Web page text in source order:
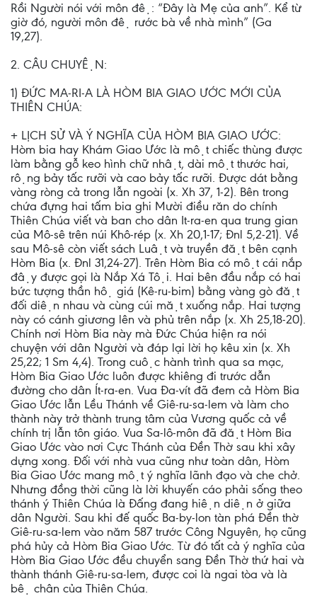
Rồi Người nói với môn đệ: “Đây là Mẹ của anh”. Kể từ
giờ đó, người môn đệ rước bà về nhà mình” (Ga
19,27).
2. CÂU CHUYỆN:
1) ĐỨC MA-RI-A LÀ HÒM BIA GIAO ƯỚC MỚI CỦA
THIÊN CHÚA:
+ LỊCH SỬ VÀ Ý NGHĨA CỦA HÒM BIA GIAO ƯỚC:
Hòm bia hay Khám Giao Ước là một chiếc thùng được
làm bằng gỗ keo hình chữ nhật, dài một thước hai,
rộng bảy tấc rưỡi và cao bảy tấc rưỡi. Được dát bằng
vàng ròng cả trong lẫn ngoài (x. Xh 37, 1-2). Bên trong
chứa đựng hai tấm bia ghi Mười điều răn do chính
Thiên Chúa viết và ban cho dân It-ra-en qua trung gian
của Mô-sê trên núi Khô-rép (x. Xh 20,1-17; Đnl 5,2-21). Về
sau Mô-sê còn viết sách Luật và truyền đặt bên cạnh
Hòm Bia (x. Đnl 31,24-27). Trên Hòm Bia có một cái nắp
đậy được gọi là Nắp Xá Tội. Hai bên đầu nắp có hai
bức tượng thần hộ giá (Kê-ru-bim) bằng vàng gò đặt
đối diện nhau và cùng cúi mặt xuống nắp. Hai tượng
này có cánh giương lên và phủ trên nắp (x. Xh 25,18-20).
Chính nơi Hòm Bia này mà Đức Chúa hiện ra nói
chuyện với dân Người và đáp lại lời họ kêu xin (x. Xh
25,22; 1 Sm 4,4). Trong cuộc hành trình qua sa mạc,
Hòm Bia Giao Ước luôn được khiêng đi trước dẫn
đường cho dân Ít-ra-en. Vua Đa-vít đã đem cả Hòm Bia
Giao Ước lẫn Lều Thánh về Giê-ru-sa-lem và làm cho
thành này trở thành trung tâm của Vương quốc cả về
chính trị lẫn tôn giáo. Vua Sa-lô-môn đã đặt Hòm Bia
Giao Ước vào nơi Cực Thánh của Đền Thờ sau khi xây
dựng xong. Đối với nhà vua cũng như toàn dân, Hòm
Bia Giao Ước mang một ý nghĩa lãnh đạo và che chở.
Nhưng đồng thời cũng là lời khuyến cáo phải sống theo
thánh ý Thiên Chúa là Đấng đang hiện diện ở giữa
dân Người. Sau khi đế quốc Ba-by-lon tàn phá Đền thờ
Giê-ru-sa-lem vào năm 587 trước Công Nguyên, họ cũng
phá hủy cả Hòm Bia Giao Ước. Từ đó tất cả ý nghĩa của
Hòm Bia Giao Ước đều chuyển sang Đền Thờ thứ hai và
thành thánh Giê-ru-sa-lem, được coi là ngai tòa và là
bệ chân của Thiên Chúa.